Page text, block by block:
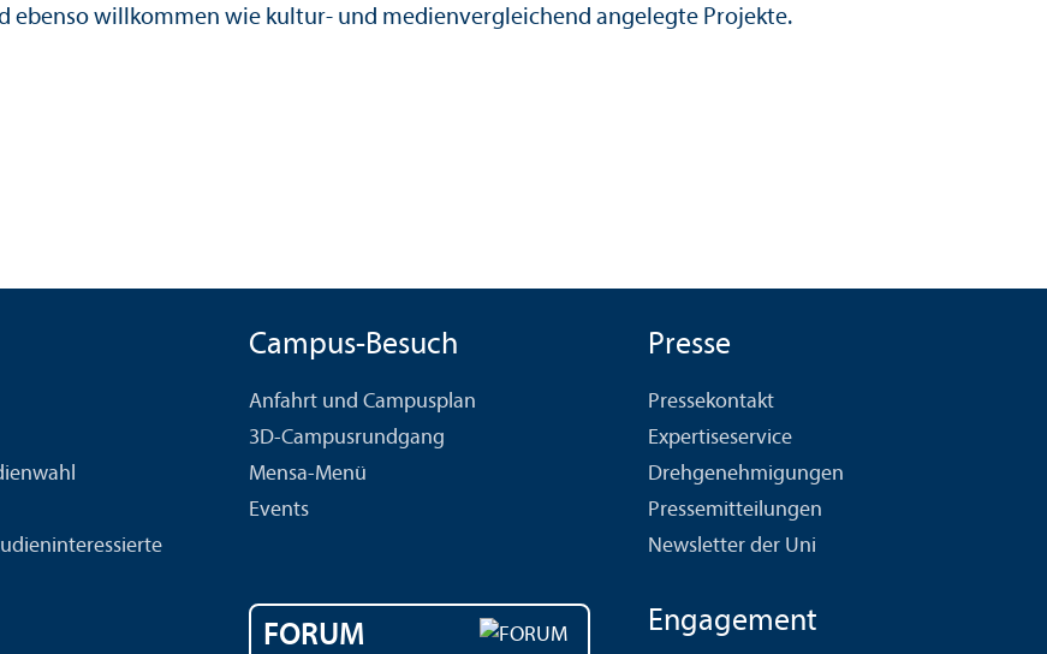
ebenso willkommen wie kultur- und medienvergleich­end angelegte Projekte.
Campus-Besuch
Anfahrt und Campusplan
3D-Campusrundgang
Mensa-Menü
Events
Presse
Pressekontakt
Expertiseservice
Drehgenehmigungen
Pressemitteilungen
Newsletter der Uni
FORUM Engagement